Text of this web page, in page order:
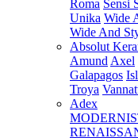
Roma Sensi
Unika Wide
Wide And
Absolut
Amund Axel
Galapagos
Troya
Adex